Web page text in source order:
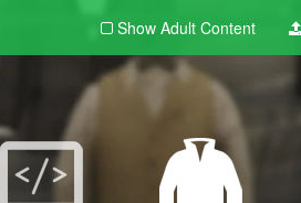
Show Adult Content